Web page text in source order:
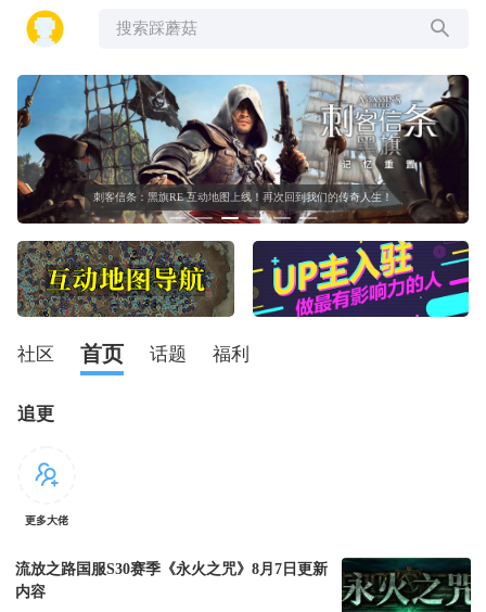
搜索踩蘑菇
刺客信条：黑旗RE 互动地图上线！再次回到我们的传奇人生！
社区 首页 话题 福利
追更
更多大佬
流放之路国服S30赛季《永火之咒》8月7日更新
内容